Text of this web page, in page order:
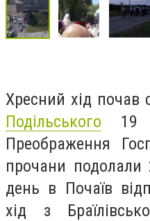
Хресний хід почав
Подільського 19
Преображення
прочани
день в Почаїв
хід з